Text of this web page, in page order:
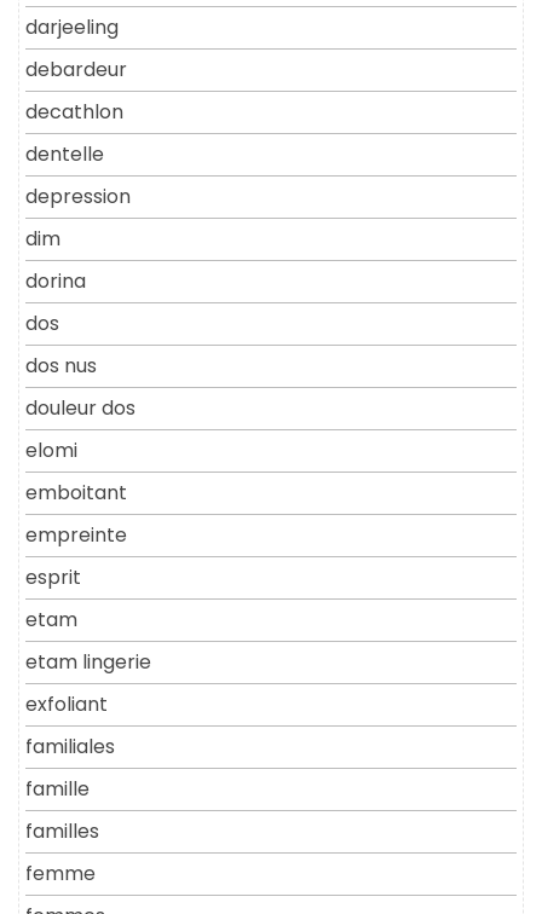
darjeeling
debardeur
decathlon
dentelle
depression
dim
dorina
dos
dos nus
douleur dos
elomi
emboitant
empreinte
esprit
etam
etam lingerie
exfoliant
familiales
famille
familles
femme